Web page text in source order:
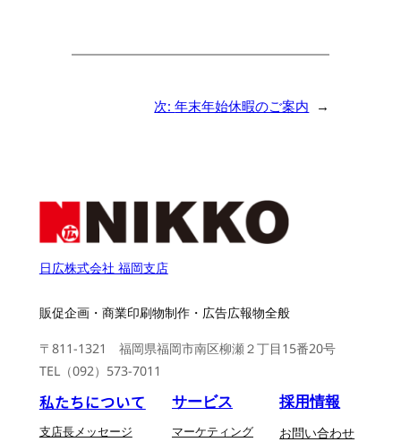
次:年末年始休暇のご案内 →
日広株式会社 福岡支店
販促企画・商業印刷物制作・広告広報物全般
〒811-1321 福岡県福岡市南区柳瀬２丁目15番20号
TEL（092）573-7011
私たちについて
支店長メッセージ
サービス
マーケティング
採用情報
お問い合わせ